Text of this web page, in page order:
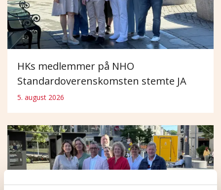
HKs medlemmer på NHO
Standardoverenskomsten stemte JA
5. august 2026